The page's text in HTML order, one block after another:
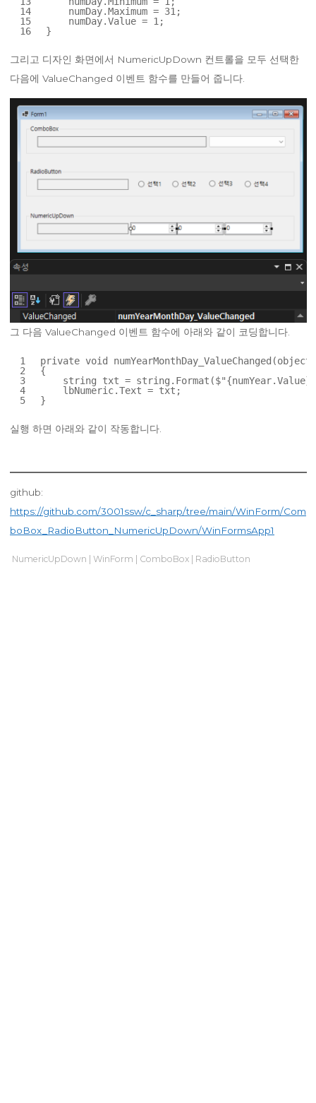
14
15
16
numDay.Maximum = 31;
numDay.Value = 1;
}
그리고 디자인 화면에서 NumericUpDown 컨트롤을 모두 선택한
다음에 ValueChanged 이벤트 함수를 만들어 줍니다.
그 다음 ValueChanged 이벤트 함수에 아래와 같이 코딩합니다.
1
2
3
4
5
private void numYearMonthDay_ValueChanged(object
{
string
txt = string .Format($
lbNumeric.Text = txt;
}
실행 하면 아래와 같이 작동합니다.
github:
https://github.com/3001ssw/c_sharp/tree/main/WinForm/Com
boBox_RadioButton_NumericUpDown/WinFormsApp1
NumericUpDown WinForm ComboBox| RadioButton